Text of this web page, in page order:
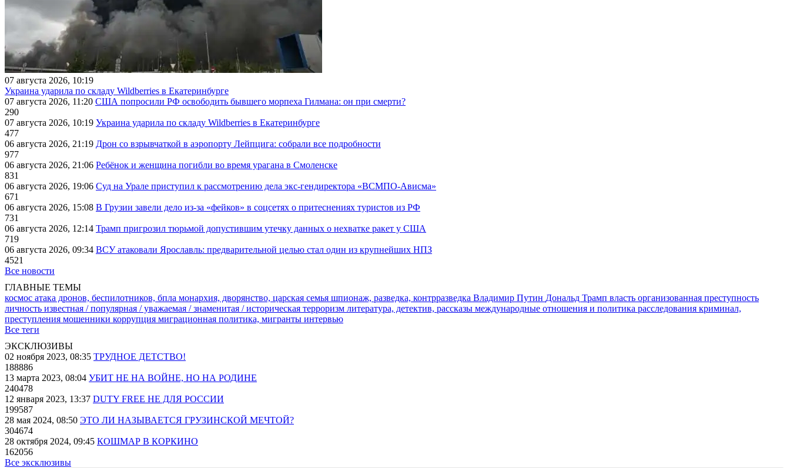
07 августа 2026, 10:19
Украина ударила по складу Wildberries в Екатеринбурге
07 августа 2026, 11:20 США попросили РФ освободить бывшего морпеха Гилмана: он при смерти?
290
07 августа 2026, 10:19 Украина ударила по складу Wildberries в Екатеринбурге
477
06 августа 2026, 21:19 Дрон со взрывчаткой в аэропорту Лейпцига: собрали все подробности
977
06 августа 2026, 21:06 Ребёнок и женщина погибли во время урагана в Смоленске
831
06 августа 2026, 19:06 Суд на Урале приступил к рассмотрению дела экс-гендиректора «ВСМПО-Ависма»
671
06 августа 2026, 15:08 В Грузии завели дело из-за «фейков» в соцсетях о притеснениях туристов из РФ
731
06 августа 2026, 12:14 Трамп пригрозил тюрьмой допустившим утечку данных о нехватке ракет у США
719
06 августа 2026, 09:34 ВСУ атаковали Ярославль: предварительной целью стал один из крупнейших НПЗ
4521
Все новости
ГЛАВНЫЕ ТЕМЫ
космос атака дронов, беспилотников, бпла монархия, дворянство, царская семья шпионаж, разведка, контрразведка Владимир Путин Дональд Трамп власть организованная преступность
личность известная / популярная / уважаемая / знаменитая / историческая терроризм литература, детектив, рассказы международные отношения и политика расследования криминал,
преступления мошенники коррупция миграционная политика, мигранты интервью
Все теги
ЭКСКЛЮЗИВЫ
02 ноября 2023, 08:35 ТРУДНОЕ ДЕТСТВО!
188886
13 марта 2023, 08:04 УБИТ НЕ НА ВОЙНЕ, НО НА РОДИНЕ
240478
12 января 2023, 13:37 DUTY FREE НЕ ДЛЯ РОССИИ
199587
28 мая 2024, 08:50 ЭТО ЛИ НАЗЫВАЕТСЯ ГРУЗИНСКОЙ МЕЧТОЙ?
304674
28 октября 2024, 09:45 КОШМАР В КОРКИНО
162056
Все эксклюзивы